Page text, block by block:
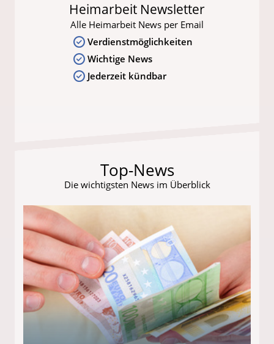
Heimarbeit Newsletter
Alle Heimarbeit News per Email
Verdienstmöglichkeiten
Wichtige News
Jederzeit kündbar
Top-News
Die wichtigsten News im Überblick